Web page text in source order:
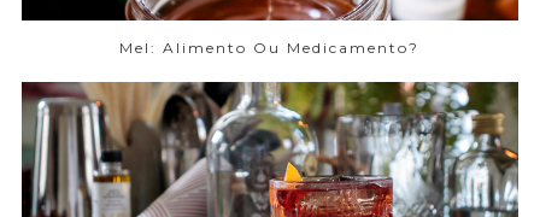
Mel: Alimento Ou Medicamento?